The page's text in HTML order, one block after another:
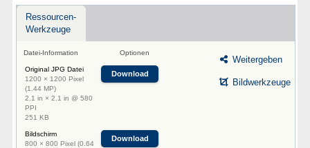
Ressourcen-
Werkzeuge
Datei-Information Optionen
Original JPG Datei
1200 × 1200 Pixel
(1.44 MP)
2.1 in × 2.1 in @ 580
PPI
251 KB
Download
Bildschirm
800 × 800 Pixel (0.64
Download
Weitergeben
Bildwerkzeuge